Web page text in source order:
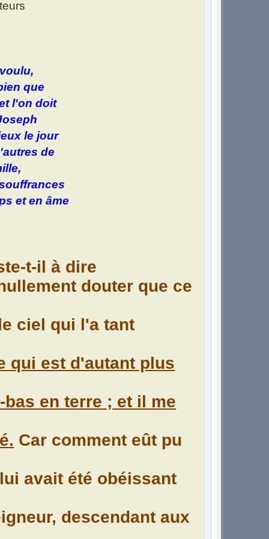
que
l'on doit
le jour
de
et en âme
t-il à dire
douter que ce
ciel qui l'a tant
qui est d'autant plus
en terre ; et il me
Car comment eût pu
avait été obéissant
descendant aux